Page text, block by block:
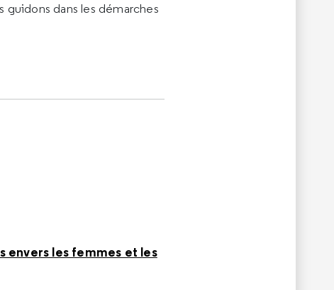
guidons dans les démarches
envers les femmes et les